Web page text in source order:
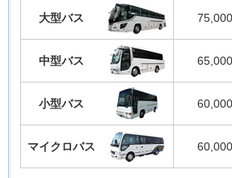
大型バス
中型バス
小型バス
マイクロバス